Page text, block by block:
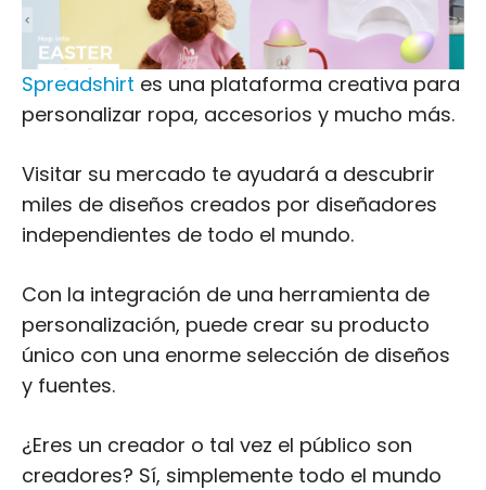
Spreadshirt es una plataforma creativa para
personalizar ropa, accesorios y mucho más.
Visitar su mercado te ayudará a descubrir
miles de diseños creados por diseñadores
independientes de todo el mundo.
Con la integración de una herramienta de
personalización, puede crear su producto
único con una enorme selección de diseños
y fuentes.
¿Eres un creador o tal vez el público son
creadores? Sí, simplemente todo el mundo